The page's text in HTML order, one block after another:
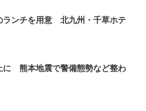
ランチを用意 北九州・千草ホテ
に 熊本地震で警備態勢など整わ